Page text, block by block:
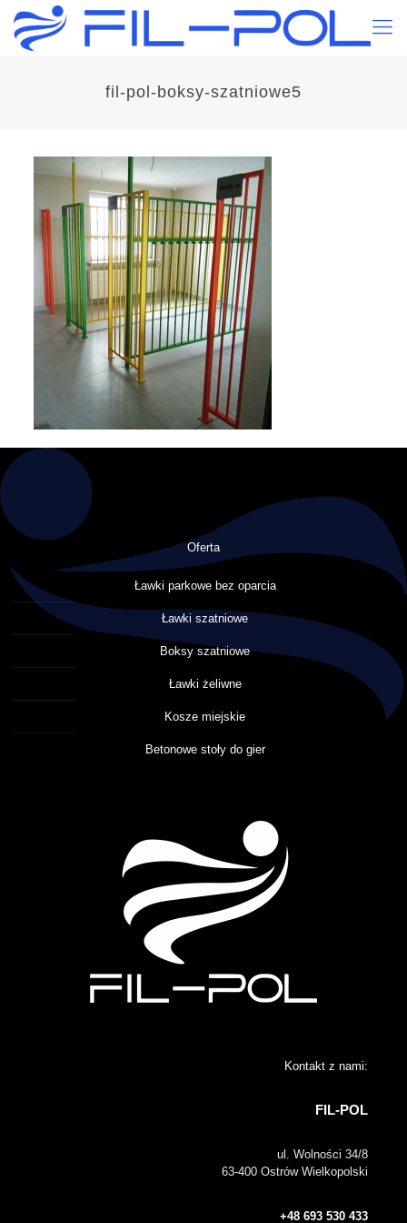
fil-pol-boksy-szatniowe5
Oferta
Ławki parkowe bez oparcia
Ławki szatniowe
Boksy szatniowe
Ławki żeliwne
Kosze miejskie
Betonowe stoły do gier
Kontakt z nami:
FIL-POL
ul. Wolności 34/8
63-400 Ostrów Wielkopolski
+48 693 530 433